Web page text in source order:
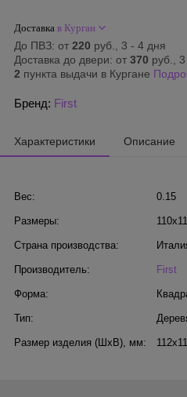
Доставка в Курган
До ПВЗ: от 220 руб., 3 - 4 дня
Доставка до двери: от 370 руб.,
2 пункта выдачи в Кургане
Бренд: First
Характеристики Описание
Вес: 0.15
Размеры:
Страна производства:
Производитель: First
Форма:
Тип:
Размер изделия (ШхВ), мм: